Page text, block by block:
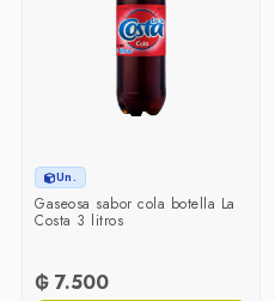
Un.
Gaseosa sabor cola botella La
Costa 3 litros
₲ 7.500